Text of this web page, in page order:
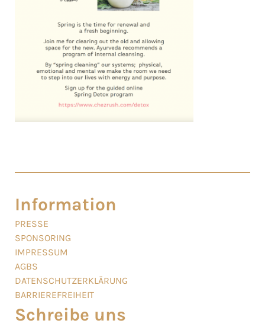
Information
PRESSE
SPONSORING
IMPRESSUM
AGBS
DATENSCHUTZERKLÄRUNG
BARRIEREFREIHEIT
Schreibe uns